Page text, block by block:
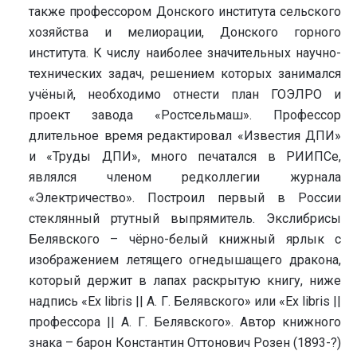
также профессором Донского института сельского
хозяйства и мелиорации, Донского горного
института. К числу наиболее значительных научно-
технических задач, решением которых занимался
учёный, необходимо отнести план ГОЭЛРО и
проект завода «Ростсельмаш». Профессор
длительное время редактировал «Известия ДПИ»
и «Труды ДПИ», много печатался в РИИПСе,
являлся членом редколлегии журнала
«Электричество». Построил первый в России
стеклянный ртутный выпрямитель. Экслибрисы
Белявского – чёрно-белый книжный ярлык с
изображением летящего огнедышащего дракона,
который держит в лапах раскрытую книгу, ниже
надпись «Ex libris || А. Г. Белявского» или «Ex libris ||
профессора || А. Г. Белявского». Автор книжного
знака – барон Константин Оттонович Розен (1893-?)